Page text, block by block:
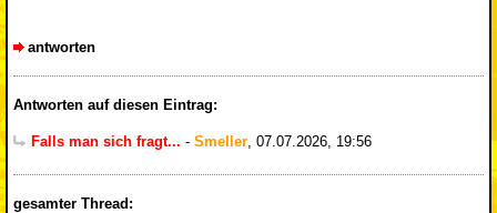
antworten
Antworten auf diesen Eintrag:
Falls man sich fragt... - Smeller, 07.07.2026, 19:56
gesamter Thread: